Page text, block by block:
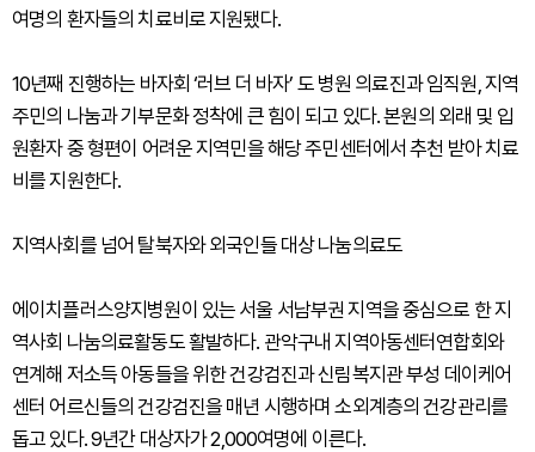
여명의 환자들의 치료비로 지원됐다.
10년째 진행하는 바자회 ‘러브 더 바자’ 도 병원 의료진과 임직원, 지역
주민의 나눔과 기부문화 정착에 큰 힘이 되고 있다. 본원의 외래 및 입
원환자 중 형편이 어려운 지역민을 해당 주민센터에서 추천 받아 치료
비를 지원한다.
지역사회를 넘어 탈북자와 외국인들 대상 나눔의료도
에이치플러스양지병원이 있는 서울 서남부권 지역을 중심으로 한 지
역사회 나눔의료활동도 활발하다. 관악구내 지역아동센터연합회와
연계해 저소득 아동들을 위한 건강검진과 신림복지관 부성 데이케어
센터 어르신들의 건강검진을 매년 시행하며 소외계층의 건강관리를
돕고 있다. 9년간 대상자가 2,000여명에 이른다.